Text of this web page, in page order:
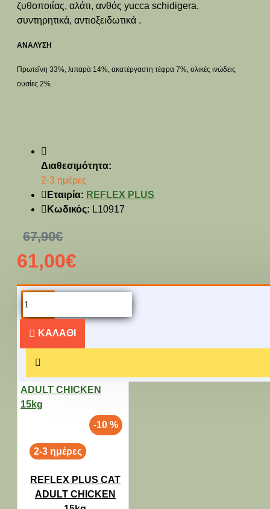
ζυθοποιίας, αλάτι, ανθός yucca schidigera,
συντηρητικά, αντιοξειδωτικά .
ΑΝΑΛΥΣΗ
Πρωτεΐνη 33%, λιπαρά 14%, ακατέργαστη τέφρα 7%, ολικές ινώδεις
ουσίες 2%.
Διαθεσιμότητα:
2-3 ημέρες
Εταιρία: REFLEX PLUS
Κωδικός: L10917
67,90€
61,00€
ΚΑΛΆΘΙ
ΔΕΊΤΕ ΚΑΙ ΑΥΤΆ...
-10 %
2-3 ημέρες
REFLEX PLUS CAT
ADULT CHICKEN